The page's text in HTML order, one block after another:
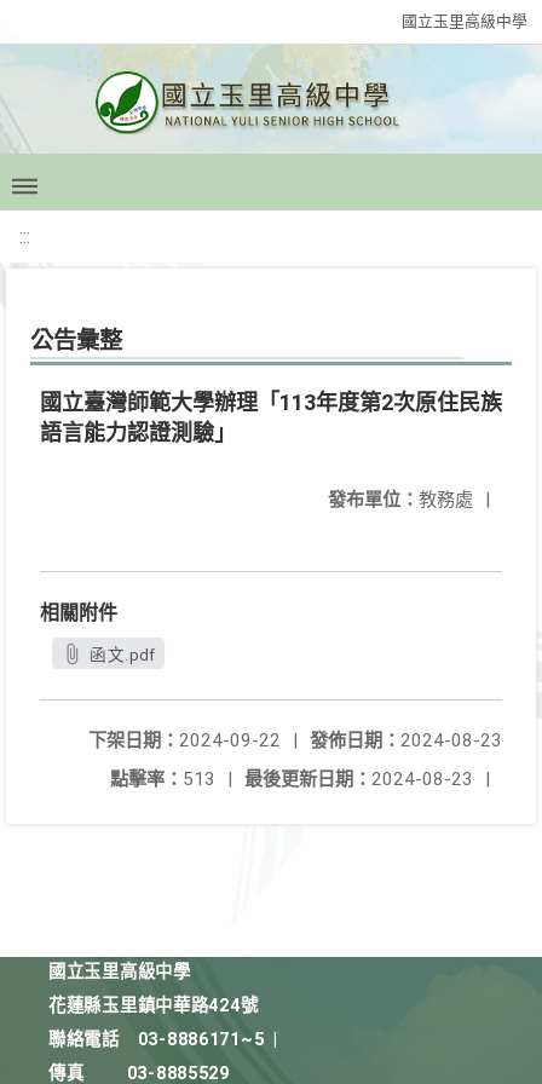
國立玉里高級中學
:::
公告彙整
國立臺灣師範大學辦理「113年度第2次原住民族
語言能力認證測驗」
發布單位： 教務處 |
相關附件
函文.pdf
發佈日期： 2024-08-23
下架日期： 2024-09-22
|
最後更新日期： 2024-08-23 |
點擊率： 513 |
國立玉里高級中學
花蓮縣玉里鎮中華路424號
聯絡電話
03-8886171~5
傳真
03-8885529